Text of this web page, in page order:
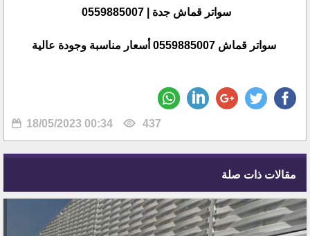
سواتر قماش جدة | 0559885007
سواتر قماش 0559885007 أسعار مناسبة وجودة عالية
18/05/2023 00:34 437
مقالات ذات صلة